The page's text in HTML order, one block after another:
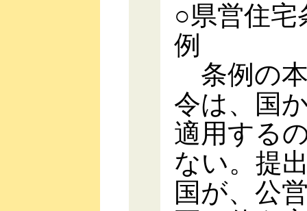
○県営住宅
例
条例の
令は、国
適用する
ない。提
国が、公